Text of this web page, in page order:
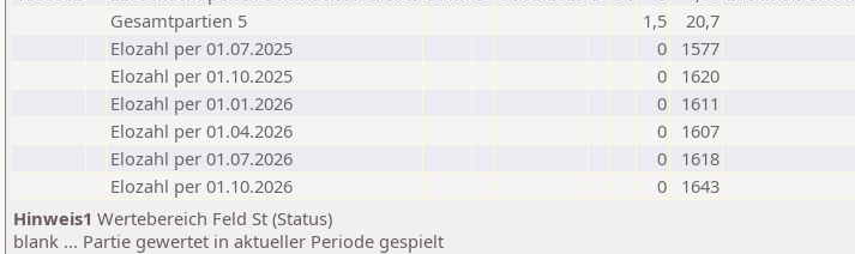
Gesamtpartien 5
1,5
20,7
Elozahl per 01.07.2025
0
1577
Elozahl per 01.10.2025
0
1620
Elozahl per 01.01.2026
0
1611
Elozahl per 01.04.2026
0
1607
Elozahl per 01.07.2026
0
1618
Elozahl per 01.10.2026
0
1643
Hinweis1 Wertebereich Feld St (Status)
blank ... Partie gewertet in aktueller Periode gespielt